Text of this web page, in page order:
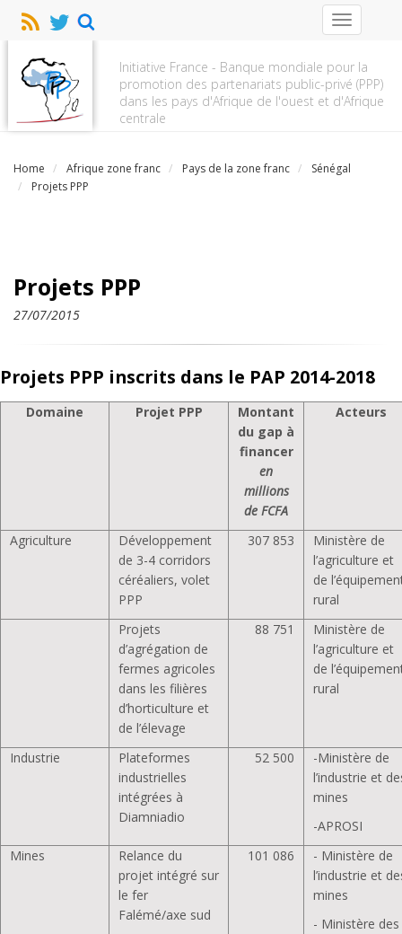
Initiative France - Banque mondiale pour la
promotion des partenariats public-privé (PPP)
dans les pays d'Afrique de l'ouest et d'Afrique
centrale
Toggle
navigation
Home Afrique zone franc Pays de la zone franc
Sénégal
Projets PPP
Projets PPP
27/07/2015
Projets PPP inscrits dans le PAP 2014-2018
Domaine Projet PPP
Montant
du gap à
financer
en
millions
de FCFA
Acteurs
Agriculture
Développement
de 3-4 corridors
céréaliers, volet
PPP
307 853
Ministère de
l’agriculture et
de
rural
Projets
d’agrégation de
fermes agricoles
dans les filières
d’horticulture et
de l’élevage
88 751
Ministère de
l’agriculture et
de
rural
Industrie
Plateformes
industrielles
intégrées à
Diamniadio
52 500
-Ministère de
l’industrie et
mines
-APROSI
Mines
Relance du
projet intégré sur
le fer
Falémé/axe sud
101 086
- Ministère de
l’industrie et
mines
- Ministère des